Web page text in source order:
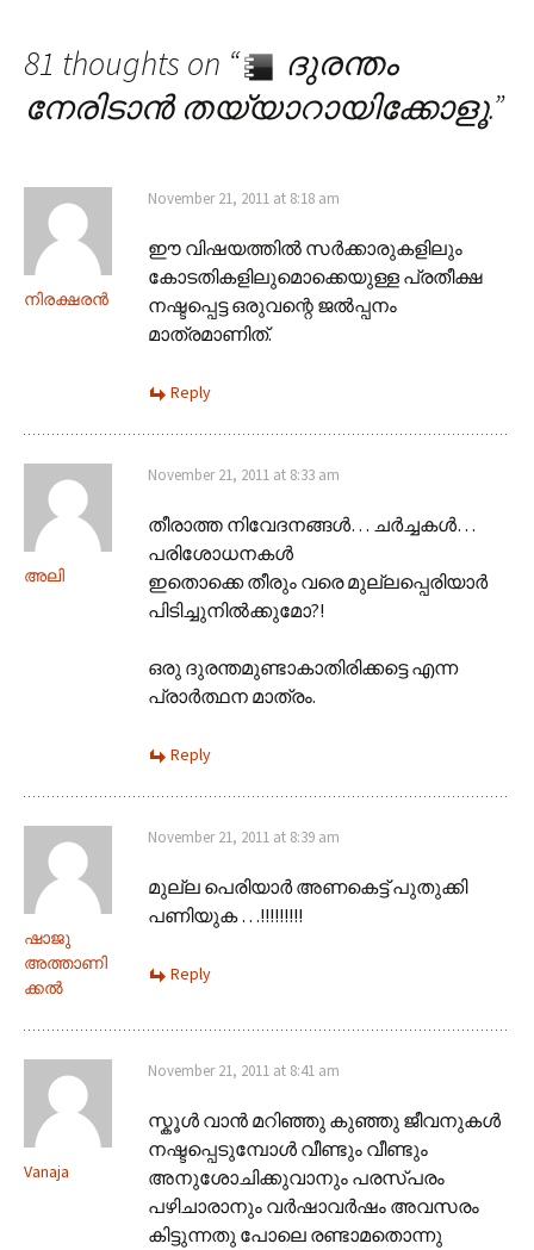
81 thoughts on “
ദുരന്തം
നേരിടാൻ തയ്യാറായിക്കോളൂ.”
നിരക്ഷരൻ
November 21, 2011 at 8:18 am
ഈ വിഷയത്തിൽ സർക്കാരുകളിലും
കോടതികളിലുമൊക്കെയുള്ള പ്രതീക്ഷ
നഷ്ടപ്പെട്ട ഒരുവന്റെ ജൽ‌പ്പനം
മാത്രമാണിത്.
Reply
അലി
November 21, 2011 at 8:33 am
തീരാത്ത നിവേദനങ്ങൾ… ചർച്ചകൾ…
പരിശോധനകൾ
ഇതൊക്കെ തീരും വരെ മുല്ലപ്പെരിയാർ
പിടിച്ചുനിൽക്കുമോ?!
ഒരു ദുരന്തമുണ്ടാകാതിരിക്കട്ടെ എന്ന
പ്രാർത്ഥന മാത്രം.
Reply
ഷാജു
അത്താണി
ക്കല്‍
November 21, 2011 at 8:39 am
മുല്ല പെരിയാര്‍ അണകെട്ട് പുതുക്കി
പണിയുക …!!!!!!!!!
Reply
Vanaja
November 21, 2011 at 8:41 am
സ്കൂള്‍ വാന്‍ മറിഞ്ഞു കുഞ്ഞു ജീവനുകള്‍
നഷ്ടപ്പെടുമ്പോള്‍ വീണ്ടും വീണ്ടും
അനുശോചിക്കുവാനും പരസ്പരം
പഴിചാരാനും വര്‍ഷാവര്‍ഷം അവസരം
കിട്ടുന്നതു പോലെ രണ്ടാമതൊന്നു